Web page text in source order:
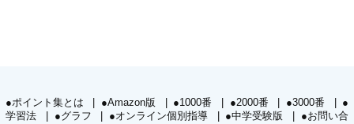
●ポイント集とは ●Amazon版 ●1000番 ●2000番 ●3000番
●
学習法
●グラフ ●オンライン個別指導 ●中学受験版
●お問い合